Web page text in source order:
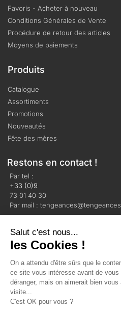
Favoris - Acheter à nouveau
Conditions Générales de Vente
Procédure de retour des articles
Moyens de paiements
Produits
Catalogue
Assortiments
Promotions
Nouveautés
Fête des mères
Restons en contact !
Par tel :
+33 (0)9
73 01 40 30
Par mail :
Mentions légales
Plan
Salut c'est nous...
les Cookies !
On a attendu d'être sûrs que le
ce site vous intéresse avant de vous
déranger, mais on aimerait bien
visite...
C'est OK pour vous ?